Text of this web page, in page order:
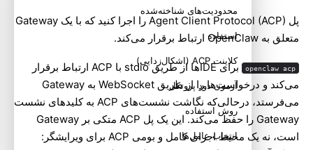
پل Agent Client Protocol (ACP)
را اجرا کنید که با یک Gateway
متعلق به OpenClaw ارتباط برقرار می‌کند.
openclaw acp
برای IDEها از طریق stdio با ACP ارتباط برقرار
می‌کند و درخواست‌ها را از طریق WebSocket به Gateway
می‌فرستد، درحالی‌که نگاشت نشست‌های ACP به کلیدهای نشست
Gateway را حفظ می‌کند. این یک پل ACP متکی بر Gateway
است، نه یک محیط اجرای کامل و بومی ACP برای ویرایشگر:
محدودیت‌های شناخته‌شده
استفاده
کلاینت ACP (اشکال‌زدایی)
آزمون دود پروتکل
روش استفاده
انتخاب عامل‌ها